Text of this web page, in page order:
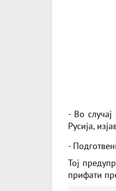
- Во
Русија,
-
Тој
прифати